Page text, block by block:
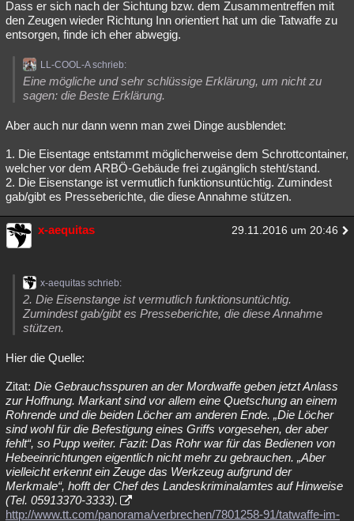
Dass er sich nach der Sichtung bzw. dem Zusammentreffen mit
den Zeugen wieder Richtung Inn orientiert hat um die Tatwaffe zu
entsorgen, finde ich eher abwegig.
LL-COOL-A schrieb:
Eine mögliche und sehr schlüssige Erklärung, um nicht zu
sagen: die Beste Erklärung.
Aber auch nur dann wenn man zwei Dinge ausblendet:
1. Die Eisentage entstammt möglicherweise dem Schrottcontainer,
welcher vor dem ARBÖ-Gebäude frei zugänglich steht/stand.
2. Die Eisenstange ist vermutlich funktionsuntüchtig. Zumindest
gab/gibt es Presseberichte, die diese Annahme stützen.
x-aequitas 29.11.2016 um 20:46
x-aequitas schrieb:
2. Die Eisenstange ist vermutlich funktionsuntüchtig.
Zumindest gab/gibt es Presseberichte, die diese Annahme
stützen.
Hier die Quelle:
Zitat: Die Gebrauchsspuren an der Mordwaffe geben jetzt Anlass
zur Hoffnung. Markant sind vor allem eine Quetschung an einem
Rohrende und die beiden Löcher am anderen Ende. „Die Löcher
sind wohl für die Befestigung eines Griffs vorgesehen, der aber
fehlt“, so Pupp weiter. Fazit: Das Rohr war für das Bedienen von
Hebeeinrichtungen eigentlich nicht mehr zu gebrauchen. „Aber
vielleicht erkennt ein Zeuge das Werkzeug aufgrund der
Merkmale“, hofft der Chef des Landeskriminalamtes auf Hinweise
(Tel. 05913370-3333).
http://www.tt.com/panorama/verbrechen/7801258-91/tatwaffe-im-